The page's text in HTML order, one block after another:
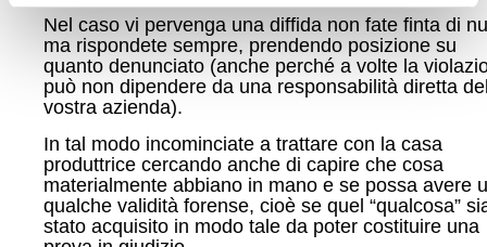
Nel caso vi pervenga una diffida non fate finta di
ma rispondete sempre, prendendo posizione su
quanto denunciato (anche perché a volte la
può non dipendere da una responsabilità diretta
vostra azienda).
In tal modo incominciate a trattare con la casa
produttrice cercando anche di capire che cosa
materialmente abbiano in mano e se possa avere
qualche validità forense, cioè se quel “qualcosa”
stato acquisito in modo tale da poter costituire una